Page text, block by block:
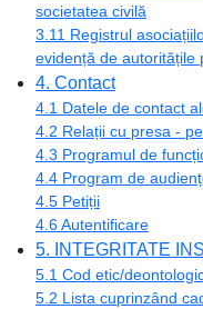
societatea civilă
3.11 Registrul
evidență de autoritățile
4. Contact
4.1 Datele de contact
4.2 Relații cu presa -
4.3 Programul de
4.4 Program de
4.5 Petiții
4.6 Autentificare
5. INTEGRITATE
5.1 Cod etic/
5.2 Lista cuprinzând